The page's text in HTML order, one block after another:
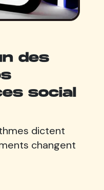
des
social
dictent
changent